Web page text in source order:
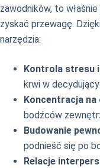
zawodników, to właśnie
zyskać przewagę.
narzędzia:
Kontrola stresu
krwi w
Koncentracja na
bodźców
Budowanie
podnieść się po
Relacje